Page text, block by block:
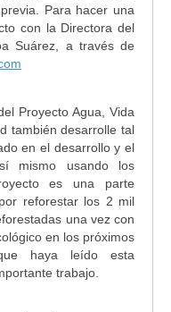
Para hacer una
con la Directora del
Suárez, a través de
Proyecto Agua, Vida
también desarrolle tal
en el desarrollo y el
mismo usando los
es una parte
reforestar los 2 mil
una vez con
en los próximos
haya leído esta
trabajo.